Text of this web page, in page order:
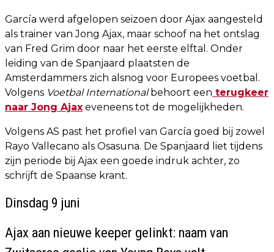
García werd afgelopen seizoen door Ajax aangesteld
als trainer van Jong Ajax, maar schoof na het ontslag
van Fred Grim door naar het eerste elftal. Onder
leiding van de Spanjaard plaatsten de
Amsterdammers zich alsnog voor Europees voetbal.
Volgens Voetbal Internationalbehoort een terugkeer
naar Jong Ajax eveneens tot de mogelijkheden.
Volgens AS past het profiel van García goed bij zowel
Rayo Vallecano als Osasuna. De Spanjaard liet tijdens
zijn periode bij Ajax een goede indruk achter, zo
schrijft de Spaanse krant.
Dinsdag 9 juni
Ajax aan nieuwe keeper gelinkt: naam van